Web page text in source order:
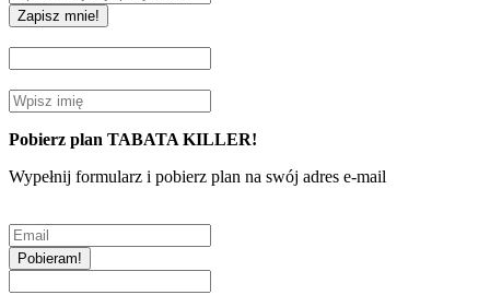
Zapisz mnie!
Pobierz plan TABATA KILLER!
Wypełnij formularz i pobierz plan na swój adres e-mail
Pobieram!